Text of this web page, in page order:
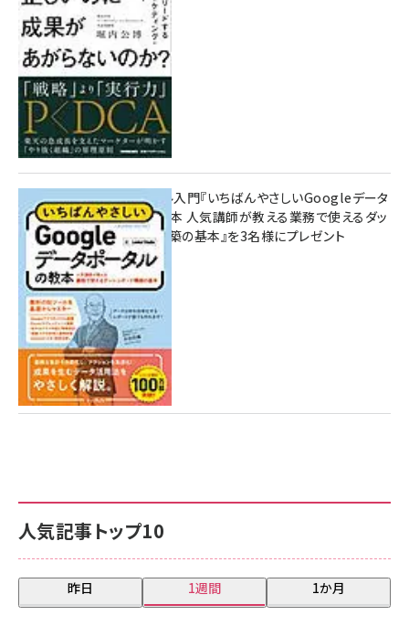
人気記事トップ10
昨日 1週間 1か月
10:00
無料BIツール入門『いちばんやさしいGoogleデータ
ポータルの教本 人気講師が教える業務で使えるダッ
シュボード構築の基本』を3名様にプレゼント
7月31日 10:00